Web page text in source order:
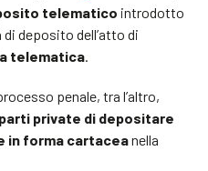
telematico introdotto
di deposito dell’atto di
telematica.
penale, tra l’altro,
private di depositare
in forma cartaceanella